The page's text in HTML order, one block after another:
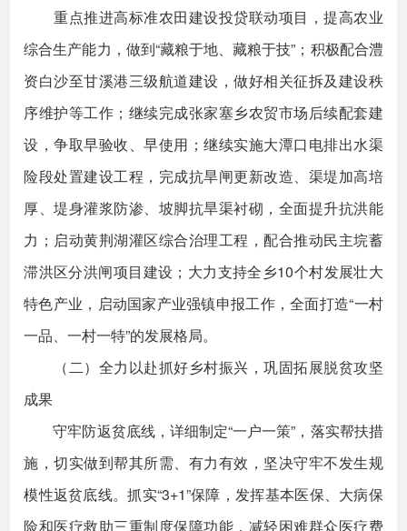
重点推进高标准农田建设投贷联动项目，提高农业
综合生产能力，做到“藏粮于地、藏粮于技”；积极配合澧
资白沙至甘溪港三级航道建设，做好相关征拆及建设秩
序维护等工作；继续完成张家塞乡农贸市场后续配套建
设，争取早验收、早使用；继续实施大潭口电排出水渠
险段处置建设工程，完成抗旱闸更新改造、渠堤加高培
厚、堤身灌浆防渗、坡脚抗旱渠衬砌，全面提升抗洪能
力；启动黄荆湖灌区综合治理工程，配合推动民主垸蓄
滞洪区分洪闸项目建设；大力支持全乡10个村发展壮大
特色产业，启动国家产业强镇申报工作，全面打造“一村
一品、一村一特”的发展格局。
（二）全力以赴抓好乡村振兴，巩固拓展脱贫攻坚
成果
守牢防返贫底线，详细制定“一户一策”，落实帮扶措
施，切实做到帮其所需、有力有效，坚决守牢不发生规
模性返贫底线。抓实“3+1”保障，发挥基本医保、大病保
险和医疗救助三重制度保障功能，减轻困难群众医疗费